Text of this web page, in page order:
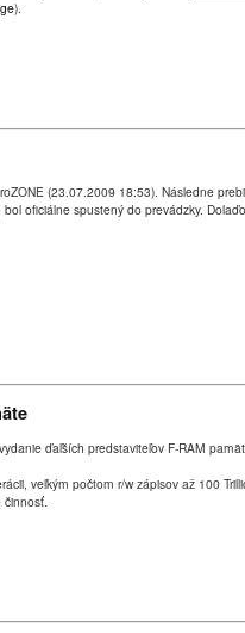
).
(23.07.2009 18:53). Následne
oficiálne spustený do prevádzky.
ďaľších predstaviteľov F-RAM
veľkým počtom r/w zápisov až 100